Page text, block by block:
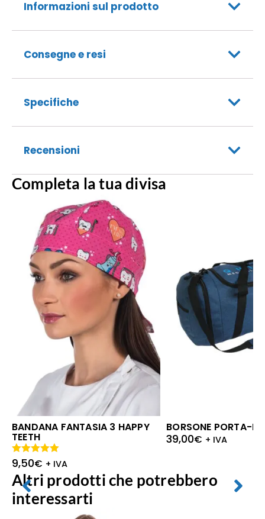
Informazioni sul prodotto
Consegne e resi
Specifiche
Recensioni
Completa la tua divisa
BANDANA FANTASIA 3 HAPPY
TEETH
9,50€ + IVA
Valutato
5.00 su 5
BORSONE PORTA-
39,00€ + IVA
Altri prodotti che potrebbero
interessarti